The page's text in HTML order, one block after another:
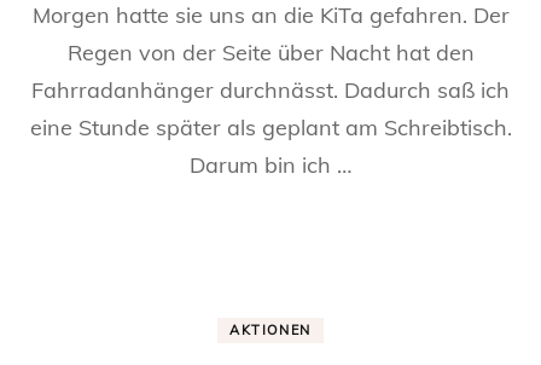
Morgen hatte sie uns an die KiTa gefahren. Der
Regen von der Seite über Nacht hat den
Fahrradanhänger durchnässt. Dadurch saß ich
eine Stunde später als geplant am Schreibtisch.
Darum bin ich …
AKTIONEN